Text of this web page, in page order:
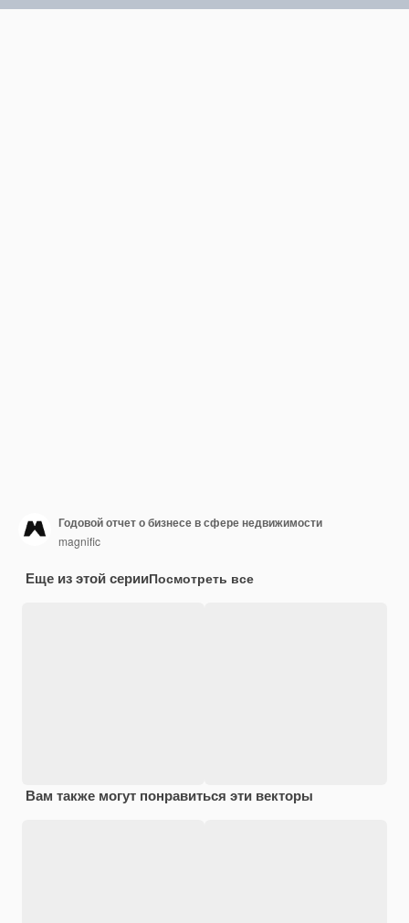
Годовой отчет о бизнесе в сфере недвижимости
magnific
Еще из этой серииПосмотреть все
Вам также могут понравиться эти векторы